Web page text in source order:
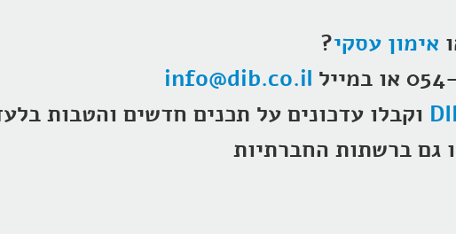
אימון עסקי?
info@dib.co.il
וקבלו עדכונים על תכנים חדשים והטבות